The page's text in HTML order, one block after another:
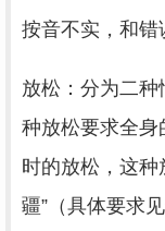
按音不实，和错
放松：分为二
种放松要求全
时的放松，这种
疆”（具体要求